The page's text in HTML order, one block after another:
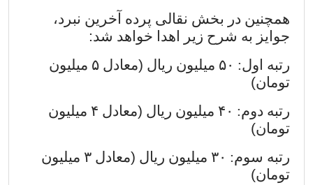
همچنین در بخش نقالی پرده آخرین نبرد،
جوایز به شرح زیر اهدا خواهد شد:
رتبه اول: ۵۰ میلیون ریال )معادل ۵ میلیون
تومان(
رتبه دوم: ۴۰ میلیون ریال )معادل ۴ میلیون
تومان(
رتبه سوم: ۳۰ میلیون ریال )معادل ۳ میلیون
تومان(